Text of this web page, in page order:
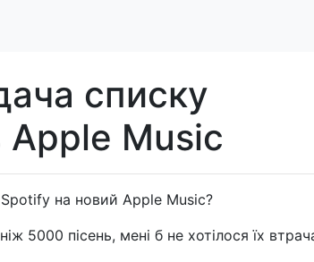
списку
Apple Music
на новий Apple Music?
5000 пісень, мені б не хотілося їх